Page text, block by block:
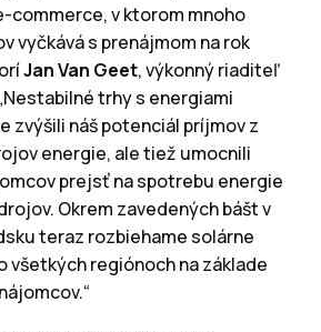
commerce, v ktorom mnoho
vyčkává s prenájmom na rok
Jan Van Geet, výkonný riaditeľ
trhy s energiami
zvýšili náš potenciál príjmov z
energie, ale tiež umocnili
prejsť na spotrebu energie
Okrem zavedených bášt v
teraz rozbiehame solárne
všetkých regiónoch na základe